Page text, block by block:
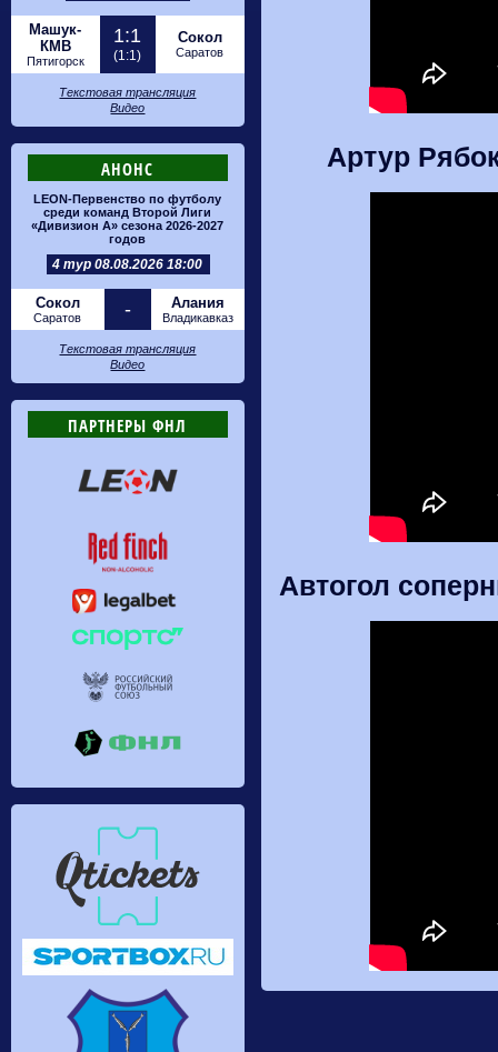
Машук-
КМВ
Пятигорск
1:1
(1:1)
Сокол
Саратов
Текстовая трансляция
Видео
АНОНС
LEON-Первенство по футболу
среди команд Второй Лиги
«Дивизион А» сезона 2026-2027
годов
4 тур 08.08.2026 18:00
Сокол
Саратов - Алания
Владикавказ
Текстовая трансляция
Видео
ПАРТНЕРЫ ФНЛ
Артур
Автогол